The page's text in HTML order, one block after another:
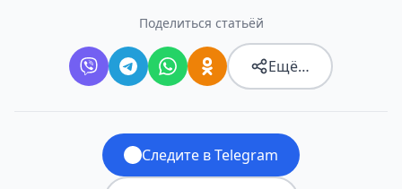
Поделиться статьёй
Ещё…
Следите в Telegram